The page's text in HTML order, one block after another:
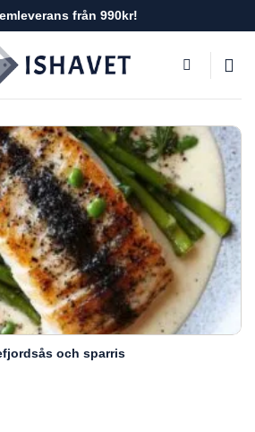
från 990kr!
och sparris